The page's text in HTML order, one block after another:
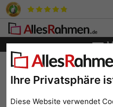
Ihre Privatsphäre
Diese Website verwendet
Zurück| Bilderrahmen-Shop
5 KG
Set Twister 5 KG